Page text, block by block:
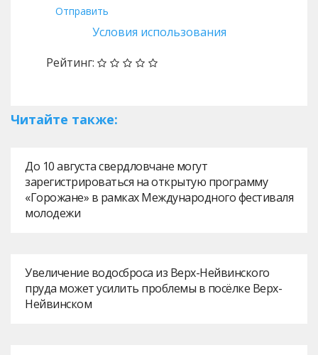
Отправить
Условия использования
Рейтинг:
Читайте также:
До 10 августа свердловчане могут
зарегистрироваться на открытую программу
«Горожане» в рамках Международного фестиваля
молодежи
Увеличение водосброса из Верх-Нейвинского
пруда может усилить проблемы в посёлке Верх-
Нейвинском